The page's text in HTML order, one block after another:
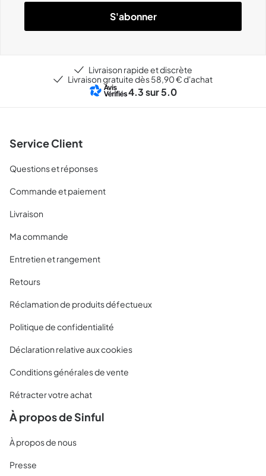
S'abonner
Livraison rapide et discrète
Livraison gratuite dès 58,90 € d'achat
4.3sur 5.0
Service Client
Questions et réponses
Commande et paiement
Livraison
Ma commande
Entretien et rangement
Retours
Réclamation de produits défectueux
Politique de confidentialité
Déclaration relative aux cookies
Conditions générales de vente
Rétracter votre achat
À propos de Sinful
À propos de nous
Presse